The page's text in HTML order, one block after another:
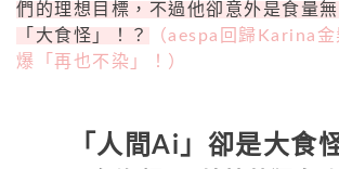
們的理想目標，不過他卻意外是食量
「大食怪」！？
（aespa回歸Karina
爆「再也不染」！）
「人間Ai」卻是大食